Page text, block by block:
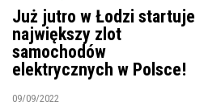
Już jutro w Łodzi startuje
największy zlot
samochodów
elektrycznych w Polsce!
09/09/2022